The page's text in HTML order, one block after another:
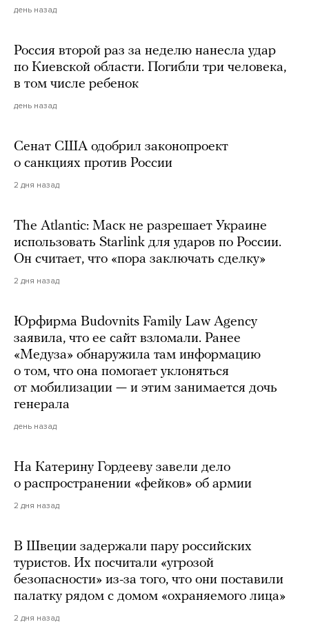
день назад
Россия второй раз за неделю нанесла удар
по Киевской области. Погибли три человека,
в том числе ребенок
день назад
Сенат США одобрил законопроект
о санкциях против России
2 дня назад
The Atlantic: Маск не разрешает Украине
использовать Starlink для ударов по России.
Он считает, что «пора заключать сделку»
2 дня назад
Юрфирма Budovnits Family Law Agency
заявила, что ее сайт взломали. Ранее
«Медуза» обнаружила там информацию
о том, что она помогает уклоняться
от мобилизации — и этим занимается дочь
генерала
день назад
На Катерину Гордееву завели дело
о распространении «фейков» об армии
2 дня назад
В Швеции задержали пару российских
туристов. Их посчитали «угрозой
безопасности» из-за того, что они поставили
палатку рядом с домом «охраняемого лица»
2 дня назад